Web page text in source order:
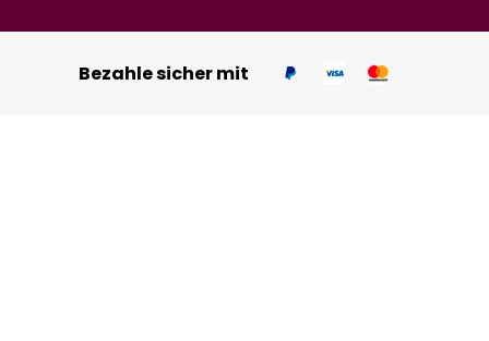
Bezahle sicher mit